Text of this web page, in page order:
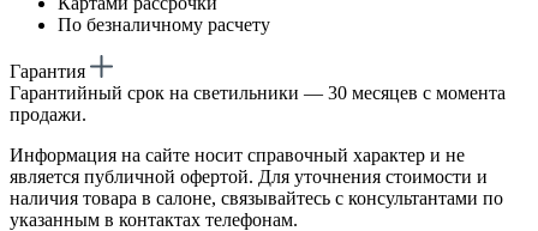
По безналичному расчету
Гарантия
Гарантийный срок на светильники — 30 месяцев с момента
продажи.
Информация на сайте носит справочный характер и не
является публичной офертой. Для уточнения стоимости и
наличия товара в салоне, связывайтесь с консультантами по
указанным в контактах телефонам.